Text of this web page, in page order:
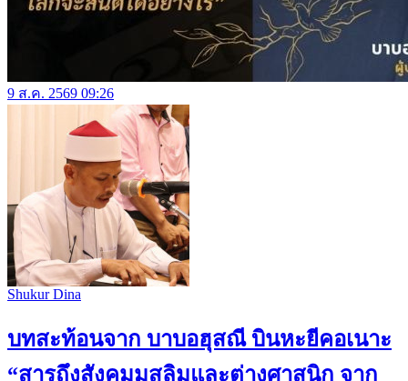
9 ส.ค. 2569 09:26
Shukur Dina
บทสะท้อนจาก บาบอฮุสณี บินหะยีคอเนาะ
“สารถึงสังคมมุสลิมและต่างศาสนิก จาก